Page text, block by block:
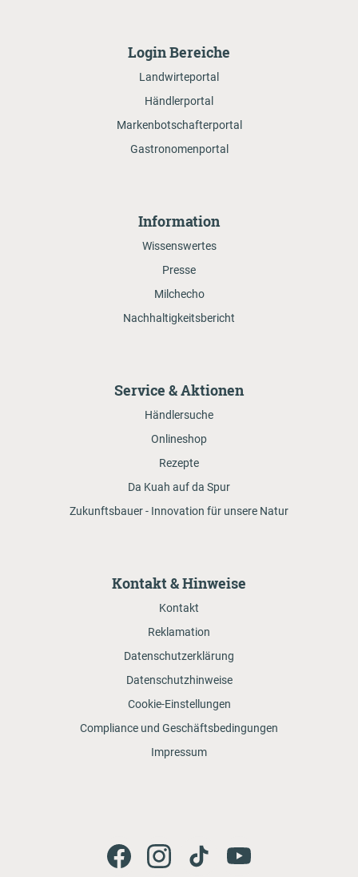
Login Bereiche
Landwirteportal
Händlerportal
Markenbotschafterportal
Gastronomenportal
Information
Wissenswertes
Presse
Milchecho
Nachhaltigkeitsbericht
Service & Aktionen
Händlersuche
Onlineshop
Rezepte
Da Kuah auf da Spur
Zukunftsbauer - Innovation für unsere Natur
Kontakt & Hinweise
Kontakt
Reklamation
Datenschutzerklärung
Datenschutzhinweise
Cookie-Einstellungen
Compliance und Geschäftsbedingungen
Impressum